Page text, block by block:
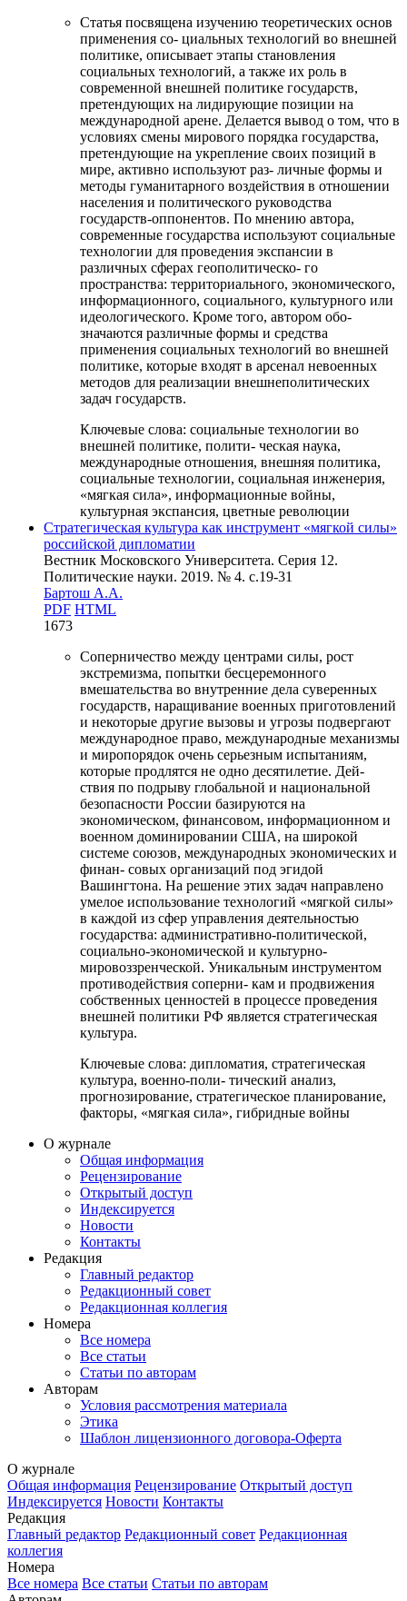
Статья посвящена изучению теоретических основ
применения со- циальных технологий во внешней
политике, описывает этапы становления
социальных технологий, а также их роль в
современной внешней политике государств,
претендующих на лидирующие позиции на
международной арене. Делается вывод о том, что в
условиях смены мирового порядка государства,
претендующие на укрепление своих позиций в
мире, активно используют раз- личные формы и
методы гуманитарного воздействия в отношении
населения и политического руководства
государств-оппонентов. По мнению автора,
современные государства используют социальные
технологии для проведения экспансии в
различных сферах геополитическо- го
пространства: территориального, экономического,
информационного, социального, культурного или
идеологического. Кроме того, автором обо-
значаются различные формы и средства
применения социальных технологий во внешней
политике, которые входят в арсенал невоенных
методов для реализации внешнеполитических
задач государств.
Ключевые слова: социальные технологии во
внешней политике, полити- ческая наука,
международные отношения, внешняя политика,
социальные технологии, социальная инженерия,
«мягкая сила», информационные войны,
культурная экспансия, цветные революции
Стратегическая культура как инструмент «мягкой силы»
российской дипломатии
Вестник Московского Университета. Серия 12.
Политические науки. 2019. № 4. c.19-31
Бартош А.А.
PDF HTML
1673
Соперничество между центрами силы, рост
экстремизма, попытки бесцеремонного
вмешательства во внутренние дела суверенных
государств, наращивание военных приготовлений
и некоторые другие вызовы и угрозы подвергают
международное право, международные механизмы
и миропорядок очень серьезным испытаниям,
которые продлятся не одно десятилетие. Дей-
ствия по подрыву глобальной и национальной
безопасности России базируются на
экономическом, финансовом, информационном и
военном доминировании США, на широкой
системе союзов, международных экономических и
финан- совых организаций под эгидой
Вашингтона. На решение этих задач направлено
умелое использование технологий «мягкой силы»
в каждой из сфер управления деятельностью
государства: административно-политической,
социально-экономической и культурно-
мировоззренческой. Уникальным инструментом
противодействия соперни- кам и продвижения
собственных ценностей в процессе проведения
внешней политики РФ является стратегическая
культура.
Ключевые слова: дипломатия, стратегическая
культура, военно-поли- тический анализ,
прогнозирование, стратегическое планирование,
факторы, «мягкая сила», гибридные войны
О журнале
Общая информация
Рецензирование
Открытый доступ
Индексируется
Новости
Контакты
Редакция
Главный редактор
Редакционный совет
Редакционная коллегия
Номера
Все номера
Все статьи
Статьи по авторам
Авторам
Условия рассмотрения материала
Этика
Шаблон лицензионного договора-Оферта
О журнале
Общая информация Рецензирование Открытый доступ
Индексируется Новости Контакты
Редакция
Главный редактор Редакционный совет Редакционная
коллегия
Номера
Все номера Все статьи Статьи по авторам